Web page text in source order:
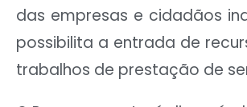
das empresas e cidadãos
possibilita a entrada de
trabalhos de prestação de